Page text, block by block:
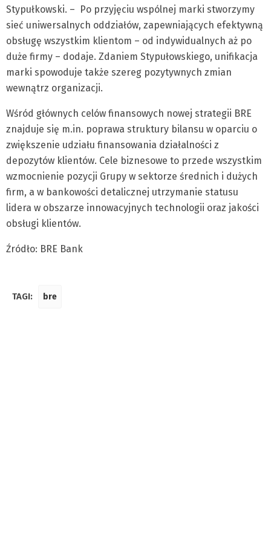
Stypułkowski. – Po przyjęciu wspólnej marki stworzymy
sieć uniwersalnych oddziałów, zapewniających efektywną
obsługę wszystkim klientom – od indywidualnych aż po
duże firmy – dodaje. Zdaniem Stypułowskiego, unifikacja
marki spowoduje także szereg pozytywnych zmian
wewnątrz organizacji.
Wśród głównych celów finansowych nowej strategii BRE
znajduje się m.in. poprawa struktury bilansu w oparciu o
zwiększenie udziału finansowania działalności z
depozytów klientów. Cele biznesowe to przede wszystkim
wzmocnienie pozycji Grupy w sektorze średnich i dużych
firm, a w bankowości detalicznej utrzymanie statusu
lidera w obszarze innowacyjnych technologii oraz jakości
obsługi klientów.
Źródło: BRE Bank
TAGI: bre